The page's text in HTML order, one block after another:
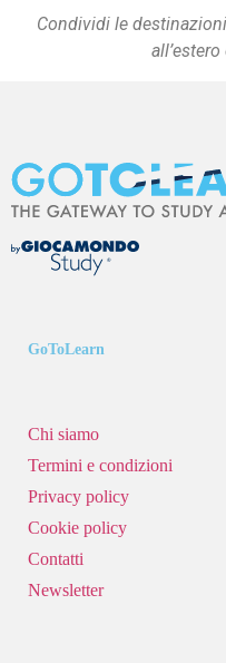
Condividi le
GoToLearn
Chi siamo
Termini e condizioni
Privacy policy
Cookie policy
Contatti
Newsletter